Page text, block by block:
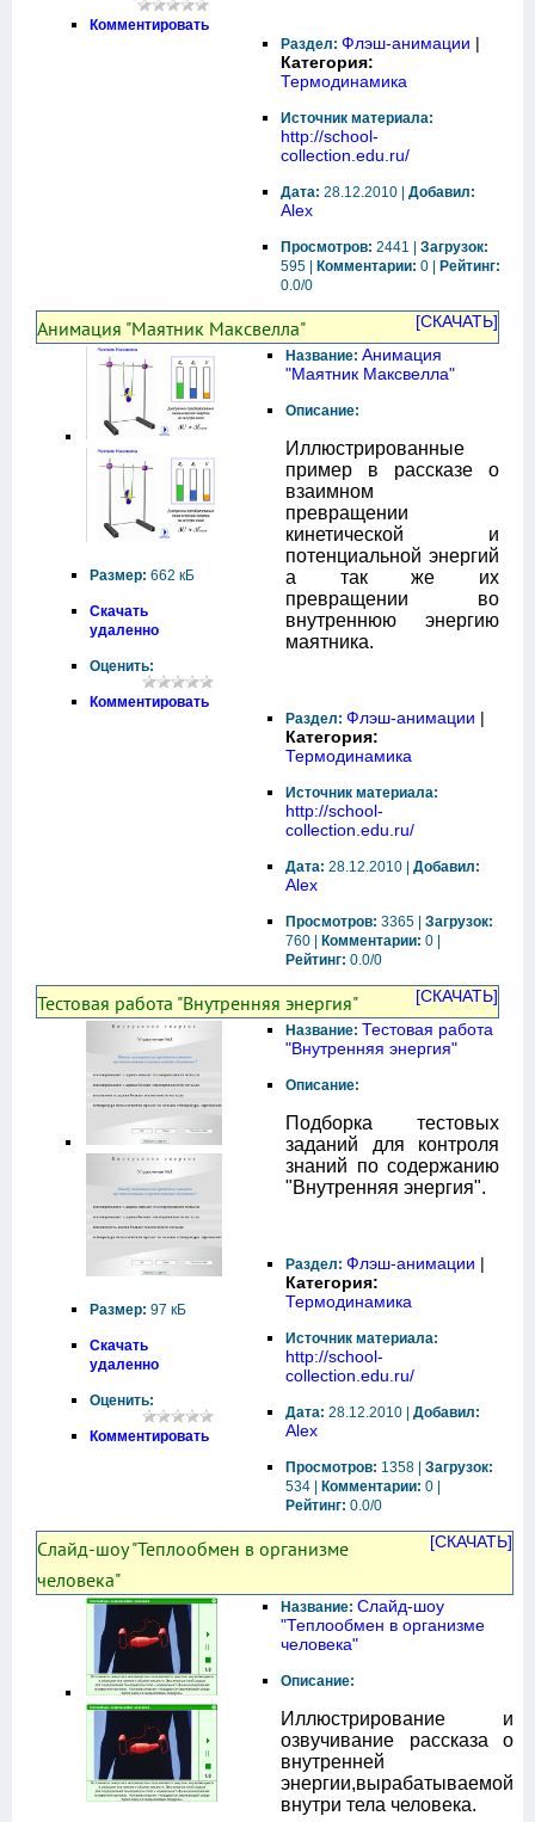
Комментировать
Раздел: Флэш-анимации |
Категория:
Термодинамика
Источник материала:
http://school-
collection.edu.ru/
Дата: 28.12.2010 | Добавил:
Alex
Просмотров: 2441 | Загрузок:
595 |
Комментарии: 0 |
Рейтинг:
0.0/0
[СКАЧАТЬ]
Анимация "Маятник Максвелла"
Размер: 662 кБ
Скачать
удаленно
Оценить:
Комментировать
Название: Анимация
"Маятник Максвелла"
Описание:
Иллюстрированные
пример в рассказе о
взаимном
превращении
кинетической и
потенциальной энергий
а так же их
превращении во
внутреннюю энергию
маятника.
Раздел: Флэш-анимации |
Категория:
Термодинамика
Источник материала:
http://school-
collection.edu.ru/
Дата: 28.12.2010 | Добавил:
Alex
Просмотров: 3365 | Загрузок:
760 |
Комментарии: 0 |
Рейтинг: 0.0/0
[СКАЧАТЬ]
Тестовая работа "Внутренняя энергия"
Размер: 97 кБ
Скачать
удаленно
Оценить:
Комментировать
Название: Тестовая работа
"Внутренняя энергия"
Описание:
Подборка тестовых
заданий для контроля
знаний по содержанию
"Внутренняя энергия".
Раздел: Флэш-анимации |
Категория:
Термодинамика
Источник материала:
http://school-
collection.edu.ru/
Дата: 28.12.2010 | Добавил:
Alex
Просмотров: 1358 | Загрузок:
534 |
Комментарии: 0 |
Рейтинг: 0.0/0
[СКАЧАТЬ]
Слайд-шоу "Теплообмен в организме
человека"
Название: Слайд-шоу
"Теплообмен в организме
человека"
Описание:
Иллюстрирование и
озвучивание рассказа о
внутренней
энергии,вырабатываемой
внутри тела человека.